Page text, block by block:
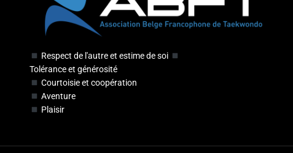
Respect de l'autre et estime de soi
Tolérance et générosité
Courtoisie et coopération
Aventure
Plaisir